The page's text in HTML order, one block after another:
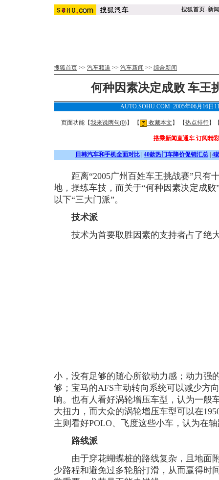
搜狐首页-新闻
搜狐首页 >> 汽车频道 >> 汽车新闻 >> 综合新闻
何种因素决定成败 车王
AUTO.SOHU.COM 2005年06月16
页面功能【我来说两句(0)】 【 收藏本文 】 【热点排行】
搭乘新闻直通车 订阅精
日韩汽车和手机全面对比 40款热门车降价促销汇总 4
距离“2005广州百姓车王挑战赛”只有
地，操练车技，而关于“何种因素决定成
以下“三大门派”。
技术派
技术为首要取胜因素的支持者占了绝
小，没有足够的随心所欲动力感；动力强
够；宝马的AFS主动转向系统可以减少方
响。也有人看好涡轮增压车型，认为一般
大扭力，而大众的涡轮增压车型可以在
主则看好POLO、飞度这些小车，认为在
路线派
由于穿花蝴蝶桩的路线复杂，且地面
少路程和避免过多轮胎打滑，从而赢得时